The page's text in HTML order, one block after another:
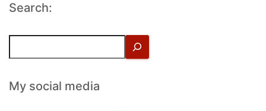
Search:
h
eMy social media